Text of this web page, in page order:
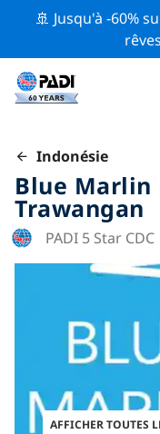
🚢 Jusqu'à -60%
Indonésie
Blue Marlin
Trawangan
PADI 5 Star CDC
AFFICHER TOUTES